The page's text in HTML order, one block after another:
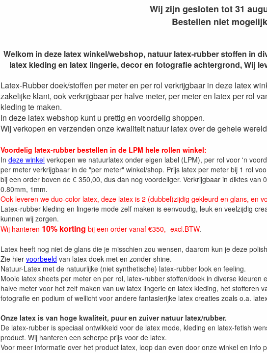
Wij zijn gesloten tot 31
Bestellen niet
Welkom in deze latex winkel/webshop, natuur latex-rubber stoffen in
latex kleding en latex lingerie, decor en fotografie achtergrond, Wij
Latex-Rubber doek/stoffen per meter en per rol verkrijgbaar in deze latex
zakelijke klant, ook verkrijgbaar per halve meter, per meter en latex per rol
kleding te maken.
In deze latex webshop kunt u prettig en voordelig shoppen.
Wij verkopen en verzenden onze kwaliteit natuur latex over de gehele
Voordelig latex-rubber bestellen in de LPM hele rollen winkel:
In deze winkel verkopen we natuurlatex onder eigen label (LPM), per rol voor 'n
per meter verkrijgbaar in de "per meter" winkel/shop. Prijs latex per meter bij 1 rol
bij een order boven de € 350,00, dus dan nog voordeliger. Verkrijgbaar in diktes
0.80mm, 1mm.
Ook leveren we duo-color latex, deze latex is 2 (dubbel)zijdig gekleurd en glans, en
Latex-rubber kleding en lingerie mode zelf maken is eenvoudig, leuk en veelzijdig
kunnen wij zorgen.
Wij hanteren 10% korting bij een order vanaf €350,- excl.BTW.
Latex heeft nog niet de glans die je misschien zou wensen, daarom kun je deze
Zie hier voorbeeld van latex doek met en zonder shine.
Natuur-Latex met de natuurlijke (niet synthetische) latex-rubber look en feeling.
Mooie latex sheets per meter en per rol, latex-rubber stoffen/doek in diverse
halve meter voor het zelf maken van uw latex lingerie en latex kleding, het stofferen
fotografie en podium of wellicht voor andere fantasierijke latex creaties zoals o.a.
Onze latex is van hoge kwaliteit, puur en zuiver natuur latex/rubber.
De latex-rubber is speciaal ontwikkeld voor de latex mode, kleding en latex-fetish
product. Wij hanteren een scherpe prijs voor de latex.
Voor meer informatie over het product latex, loop dan even door onze winkel en info